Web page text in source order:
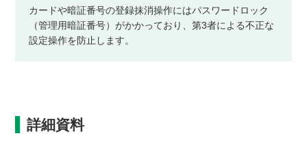
カードや暗証番号の登録抹消操作にはパスワードロック
（管理用暗証番号）がかかっており、第3者による不正な
設定操作を防止します。
詳細資料